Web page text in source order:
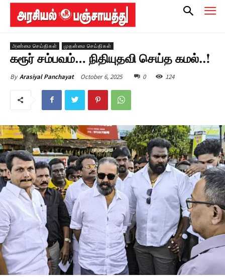
அண்மை செய்திகள் முதன்மை செய்திகள்
கரூர் சம்பவம்… நிதியுதவி செய்த கமல்..!
By Arasiyal Panchayat October 6, 2025 0 124